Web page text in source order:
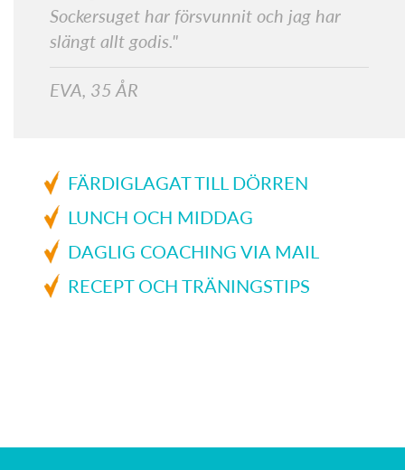
Sockersuget har försvunnit och jag har
slängt allt godis."
EVA, 35 ÅR
FÄRDIGLAGAT TILL DÖRREN
LUNCH OCH MIDDAG
DAGLIG COACHING VIA MAIL
RECEPT OCH TRÄNINGSTIPS